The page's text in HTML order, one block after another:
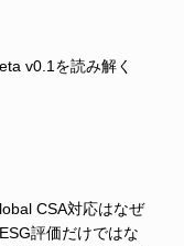
v0.1を読み解く
CSA対応はなぜ
評価だけではな